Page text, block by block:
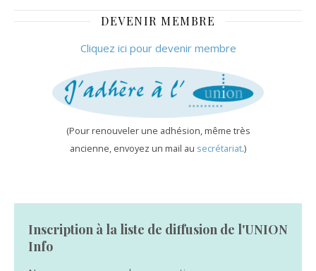
prestations ? »
DEVENIR MEMBRE
Cliquez ici pour devenir membre
(Pour renouveler une adhésion, même très
ancienne, envoyez un mail au secrétariat.)
Inscription à la liste de diffusion de l'UNION
Info